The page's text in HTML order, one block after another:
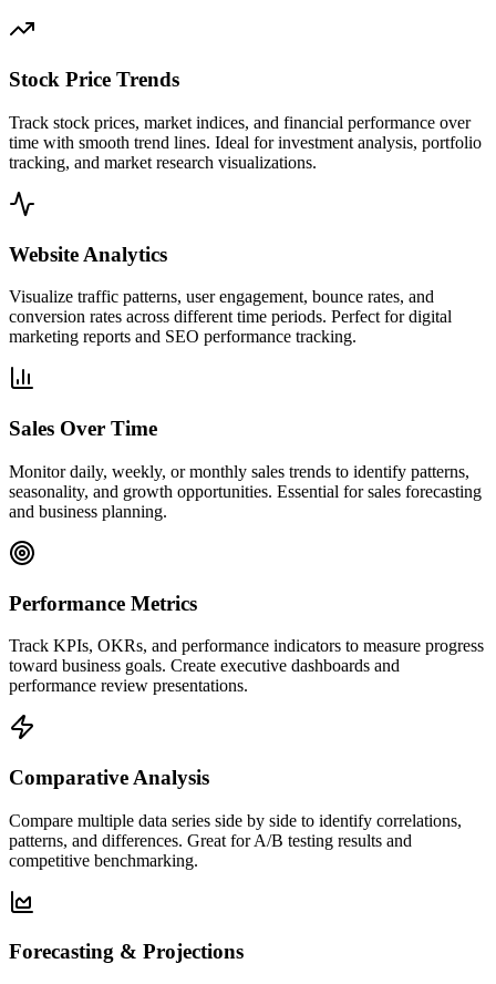
Stock Price Trends
Track stock prices, market indices, and financial performance over
time with smooth trend lines. Ideal for investment analysis, portfolio
tracking, and market research visualizations.
Website Analytics
Visualize traffic patterns, user engagement, bounce rates, and
conversion rates across different time periods. Perfect for digital
marketing reports and SEO performance tracking.
Sales Over Time
Monitor daily, weekly, or monthly sales trends to identify patterns,
seasonality, and growth opportunities. Essential for sales forecasting
and business planning.
Performance Metrics
Track KPIs, OKRs, and performance indicators to measure progress
toward business goals. Create executive dashboards and
performance review presentations.
Comparative Analysis
Compare multiple data series side by side to identify correlations,
patterns, and differences. Great for A/B testing results and
competitive benchmarking.
Forecasting & Projections